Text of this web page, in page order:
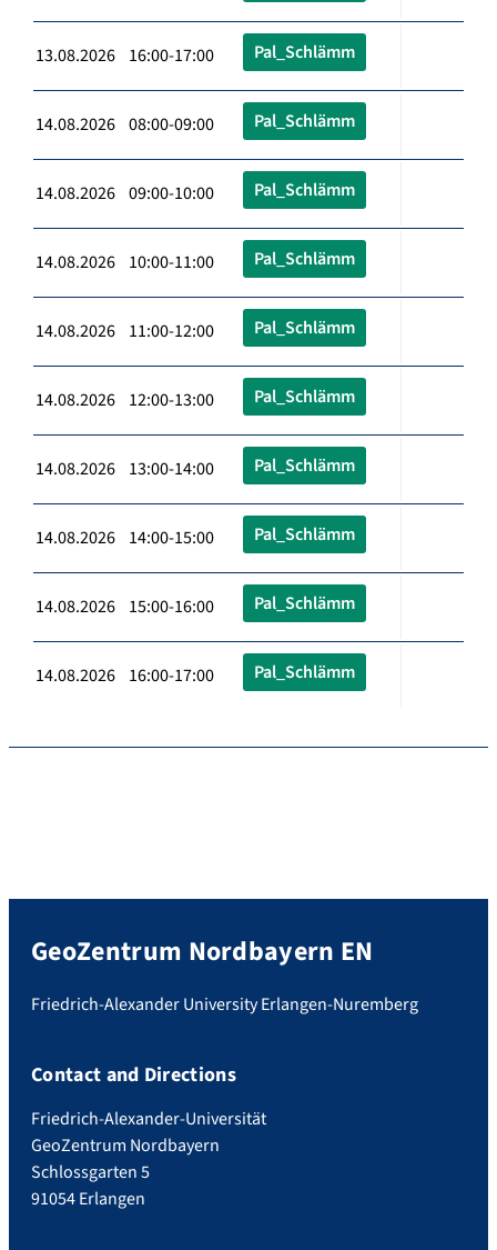
13.08.2026 16:00-17:00 Pal_Schlämm
14.08.2026 08:00-09:00 Pal_Schlämm
14.08.2026 09:00-10:00 Pal_Schlämm
14.08.2026 10:00-11:00 Pal_Schlämm
14.08.2026 11:00-12:00 Pal_Schlämm
14.08.2026 12:00-13:00 Pal_Schlämm
14.08.2026 13:00-14:00 Pal_Schlämm
14.08.2026 14:00-15:00 Pal_Schlämm
14.08.2026 15:00-16:00 Pal_Schlämm
14.08.2026 16:00-17:00 Pal_Schlämm
GeoZentrum Nordbayern EN
Friedrich-Alexander University Erlangen-Nuremberg
Contact and Directions
Friedrich-Alexander-Universität
GeoZentrum Nordbayern
Schlossgarten 5
91054 Erlangen